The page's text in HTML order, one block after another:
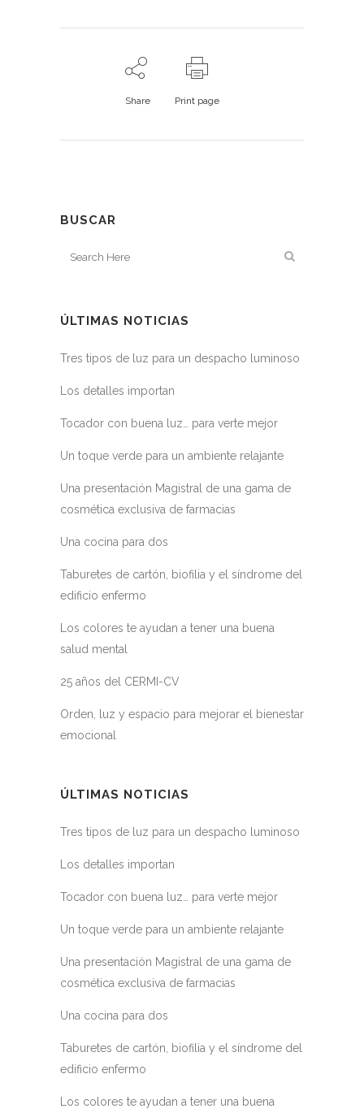
Share Print page
BUSCAR
ÚLTIMAS NOTICIAS
Tres tipos de luz para un despacho luminoso
Los detalles importan
Tocador con buena luz… para verte mejor
Un toque verde para un ambiente relajante
Una presentación Magistral de una gama de
cosmética exclusiva de farmacias
Una cocina para dos
Taburetes de cartón, biofilia y el síndrome del
edificio enfermo
Los colores te ayudan a tener una buena
salud mental
25 años del CERMI-CV
Orden, luz y espacio para mejorar el bienestar
emocional
ÚLTIMAS NOTICIAS
Tres tipos de luz para un despacho luminoso
Los detalles importan
Tocador con buena luz… para verte mejor
Un toque verde para un ambiente relajante
Una presentación Magistral de una gama de
cosmética exclusiva de farmacias
Una cocina para dos
Taburetes de cartón, biofilia y el síndrome del
edificio enfermo
Los colores te ayudan a tener una buena